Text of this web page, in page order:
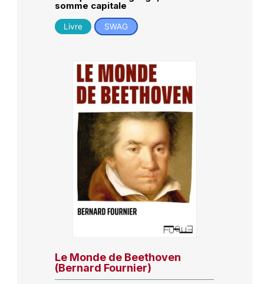
somme capitale
Livre SWAG
Le Monde de Beethoven
(Bernard Fournier)